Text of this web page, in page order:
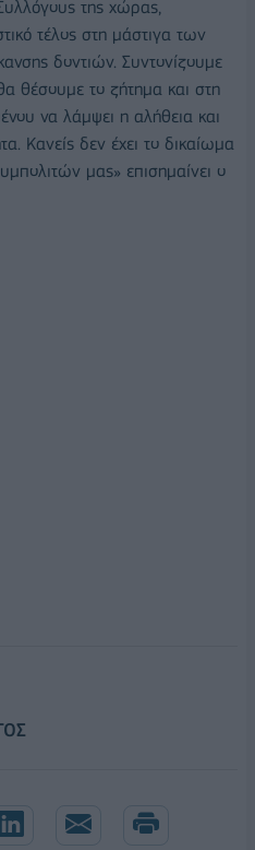
της χώρας,
τέλος στη μάστιγα των
δοντιών. Συντονίζουμε
θέσουμε το ζήτημα και στη
να λάμψει η αλήθεια και
Κανείς δεν έχει το δικαίωμα
μας» επισημαίνει ο